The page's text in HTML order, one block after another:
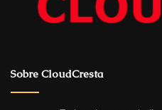
Sobre CloudCresta